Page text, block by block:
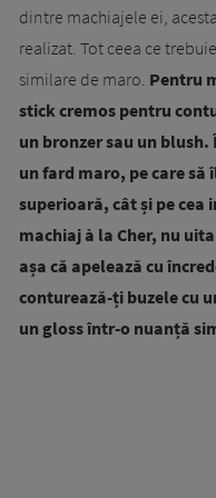
dintre machiajele ei,
realizat. Tot ceea ce
similare de maro. Pentru
stick cremos pentru
un bronzer sau un blush.
un fard maro, pe care
superioară, cât și pe cea
machiaj à la Cher, nu
așa că apelează cu
conturează-ți buzele cu
un gloss într-o nuanță